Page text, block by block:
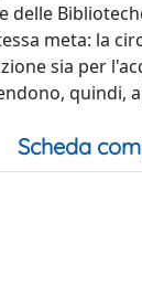
meta: la
sia per
Scheda